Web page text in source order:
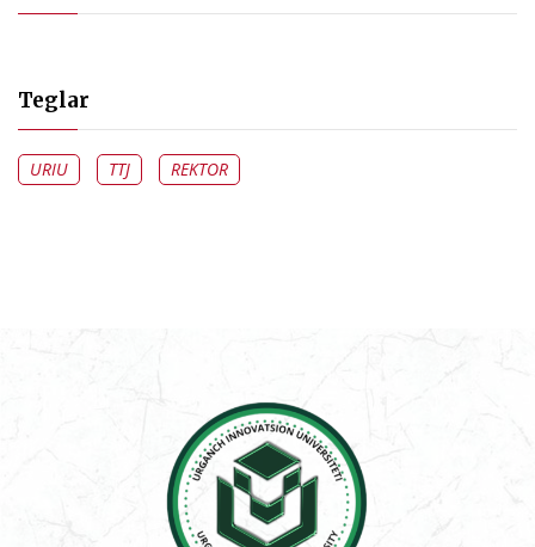
Teglar
URIU TTJ REKTOR